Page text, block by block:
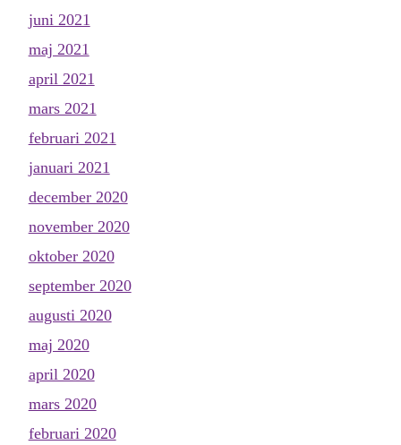
juni 2021
maj 2021
april 2021
mars 2021
februari 2021
januari 2021
december 2020
november 2020
oktober 2020
september 2020
augusti 2020
maj 2020
april 2020
mars 2020
februari 2020